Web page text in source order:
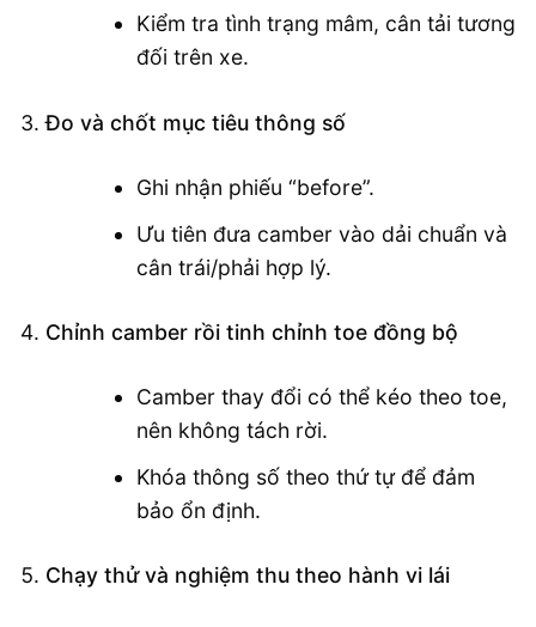
Kiểm tra tình trạng mâm, cân tải tương
đối trên xe.
Đo và chốt mục tiêu thông số
Ghi nhận phiếu “before”.
Ưu tiên đưa camber vào dải chuẩn và
cân trái/phải hợp lý.
Chỉnh camber rồi tinh chỉnh toe đồng bộ
Camber thay đổi có thể kéo theo toe,
nên không tách rời.
Khóa thông số theo thứ tự để đảm
bảo ổn định.
Chạy thử và nghiệm thu theo hành vi lái